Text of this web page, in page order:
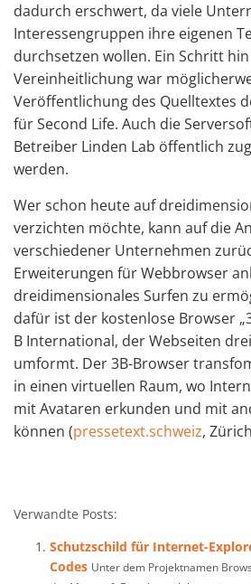
dadurch erschwert, da viele
Interessengruppen ihre eigenen
durchsetzen wollen. Ein Schritt
Vereinheitlichung war
Veröffentlichung des Quelltextes
für Second Life. Auch die
Betreiber Linden Lab öffentlich
werden.
Wer schon heute auf
verzichten möchte, kann auf die
verschiedener Unternehmen
Erweiterungen für Webbrowser
dreidimensionales Surfen zu
dafür ist der kostenlose Browser
B International, der Webseiten
umformt. Der 3B-Browser
in einen virtuellen Raum, wo
mit Avataren erkunden und mit
können (pressetext.schweiz,
Verwandte Posts:
Schutzschild für Internet-
Codes Unter dem Projektnamen